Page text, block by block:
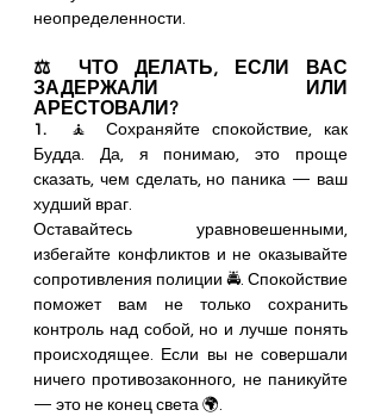
неопределенности.
⚖️ ЧТО ДЕЛАТЬ, ЕСЛИ ВАС
ЗАДЕРЖАЛИ ИЛИ
АРЕСТОВАЛИ?
1.
🧘 Сохраняйте спокойствие, как
Будда. Да, я понимаю, это проще
сказать, чем сделать, но паника — ваш
худший враг.
Оставайтесь уравновешенными,
избегайте конфликтов и не оказывайте
сопротивления полиции 🚔. Спокойствие
поможет вам не только сохранить
контроль над собой, но и лучше понять
происходящее. Если вы не совершали
ничего противозаконного, не паникуйте
— это не конец света 🌍.